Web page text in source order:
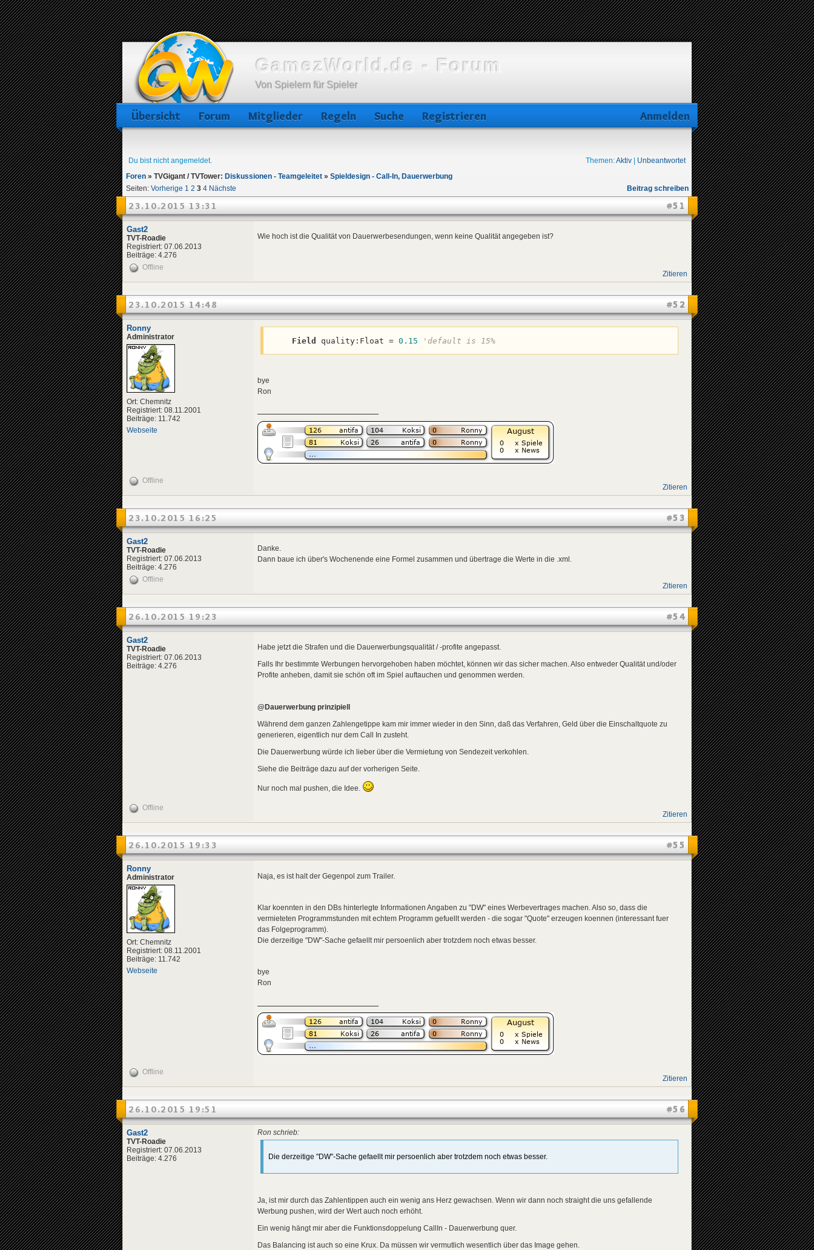
GamezWorld.de - Forum
Von Spielern für Spieler
Übersicht Forum Mitglieder Regeln Suche Registrieren Anmelden
Du bist nicht angemeldet. Themen:Aktiv
Unbeantwortet
Foren » TVGigant / TVTower: Diskussionen - Teamgeleitet » Spieldesign - Call-In, Dauerwerbung
Seiten: Vorherige 1 2 3 4 Nächste Beitrag schreiben
#51
23.10.2015 13:31
Gast2
TVT-Roadie
Registriert: 07.06.2013
Beiträge: 4.276
Wie hoch ist die Qualität von Dauerwerbesendungen, wenn keine Qualität angegeben ist?
Offline
Zitieren
#52
23.10.2015 14:48
Ronny
Administrator
Ort: Chemnitz
Registriert: 08.11.2001
Beiträge: 11.742
Webseite
Field quality:Float = 0.15 'default is 15%
bye
Ron
Offline
Zitieren
#53
23.10.2015 16:25
Gast2
TVT-Roadie
Registriert: 07.06.2013
Beiträge: 4.276
Danke.
Dann baue ich über's Wochenende eine Formel zusammen und übertrage die Werte in die .xml.
Offline
Zitieren
#54
26.10.2015 19:23
Gast2
TVT-Roadie
Registriert: 07.06.2013
Beiträge: 4.276
Habe jetzt die Strafen und die Dauerwerbungsqualität / -profite angepasst.
Falls Ihr bestimmte Werbungen hervorgehoben haben möchtet, können wir das sicher machen. Also entweder Qualität und/oder
Profite anheben, damit sie schön oft im Spiel auftauchen und genommen werden.
@Dauerwerbung prinzipiell
Während dem ganzen Zahlengetippe kam mir immer wieder in den Sinn, daß das Verfahren, Geld über die Einschaltquote zu
generieren, eigentlich nur dem Call In zusteht.
Die Dauerwerbung würde ich lieber über die Vermietung von Sendezeit verkohlen.
Siehe die Beiträge dazu auf der vorherigen Seite.
Nur noch mal pushen, die Idee.
Offline
Zitieren
#55
26.10.2015 19:33
Ronny
Administrator
Ort: Chemnitz
Registriert: 08.11.2001
Beiträge: 11.742
Webseite
Naja, es ist halt der Gegenpol zum Trailer.
Klar koennten in den DBs hinterlegte Informationen Angaben zu "DW" eines Werbevertrages machen. Also so, dass die
vermieteten Programmstunden mit echtem Programm gefuellt werden - die sogar "Quote" erzeugen koennen (interessant fuer
das Folgeprogramm).
Die derzeitige "DW"-Sache gefaellt mir persoenlich aber trotzdem noch etwas besser.
bye
Ron
Offline
Zitieren
#56
26.10.2015 19:51
Gast2
TVT-Roadie
Registriert: 07.06.2013
Beiträge: 4.276
Ron schrieb:
Die derzeitige "DW"-Sache gefaellt mir persoenlich aber trotzdem noch etwas besser.
Ja, ist mir durch das Zahlentippen auch ein wenig ans Herz gewachsen. Wenn wir dann noch straight die uns gefallende
Werbung pushen, wird der Wert auch noch erhöht.
Ein wenig hängt mir aber die Funktionsdoppelung CallIn - Dauerwerbung quer.
Das Balancing ist auch so eine Krux. Da müssen wir vermutlich wesentlich über das Image gehen.